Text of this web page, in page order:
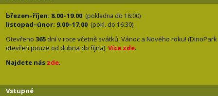
březen–říjen: 8.00–19.00 (pokladna do 18:00)
listopad–únor: 9.00–17.00 (pokl. do 16:30)
Otevřeno 365 dní v roce včetně svátků, Vánoc a Nového roku! (DinoPark
otevřen pouze od dubna do října). Více zde.
Najdete nás zde.
Vstupné